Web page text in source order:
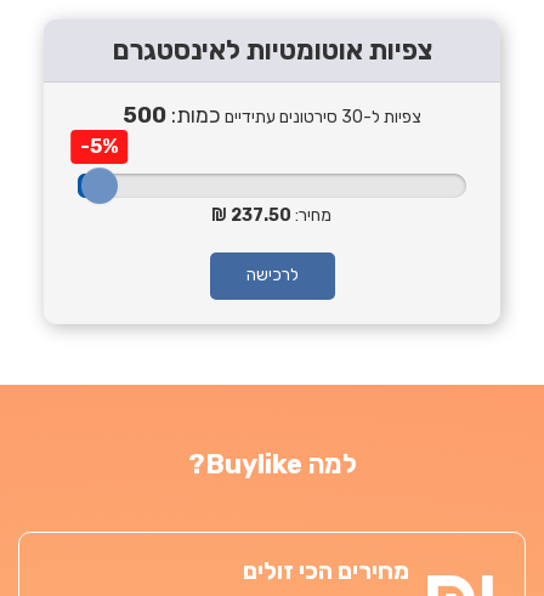
צפיות אוטומטיות לאינסטגרם
צפיות ל-30 סירטונים עתידיים כמות: 500
-5%
מחיר: 237.50
לרכישה
למה Buylike?
מחירים הכי זולים